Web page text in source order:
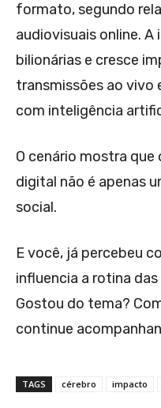
formato, segundo
audiovisuais online.
bilionárias e cresce
transmissões ao
com inteligência
O cenário mostra
digital não é apenas
social.
E você, já percebeu
influencia a rotina
Gostou do tema?
continue
TAGS cérebro impacto